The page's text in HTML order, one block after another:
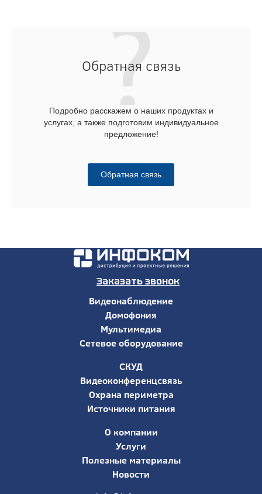
Обратная связь
Подробно расскажем о наших продуктах и
услугах, а также подготовим индивидуальное
предложение!
Обратная связь
Заказать звонок
Видеонаблюдение
Домофония
Мультимедиа
Сетевое оборудование
СКУД
Видеоконференцсвязь
Охрана периметра
Источники питания
О компании
Услуги
Полезные материалы
Новости